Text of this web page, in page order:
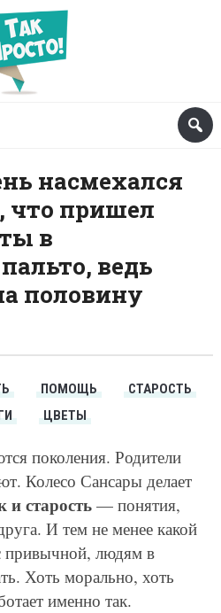
насмехался
что пришел
в
ведь
половину
ПОМОЩЬ
СТАРОСТЬ
ЦВЕТЫ
поколения. Родители
Колесо Сансары делает
и старость— понятия,
И тем не менее какой
привычной, людям в
Хоть морально, хоть
именно так.